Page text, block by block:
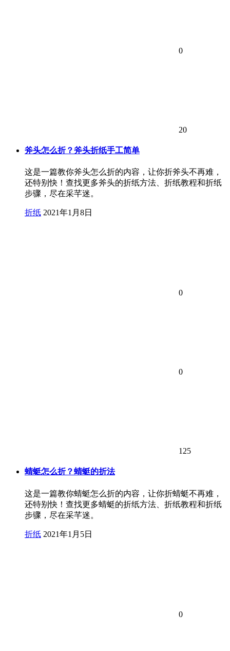
0
20
斧头怎么折？斧头折纸手工简单
这是一篇教你斧头怎么折的内容，让你折斧头不再难，
还特别快！查找更多斧头的折纸方法、折纸教程和折纸
步骤，尽在采芊迷。
折纸 2021年1月8日
0
0
125
蜻蜓怎么折？蜻蜓的折法
这是一篇教你蜻蜓怎么折的内容，让你折蜻蜓不再难，
还特别快！查找更多蜻蜓的折纸方法、折纸教程和折纸
步骤，尽在采芊迷。
折纸 2021年1月5日
0